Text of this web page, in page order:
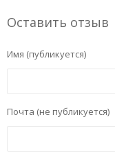
Оставить отзыв
Имя (публикуется)
Почта (не публикуется)